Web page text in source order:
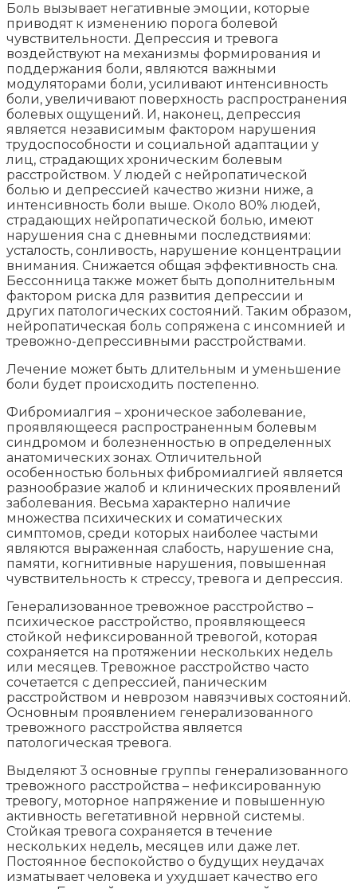
Боль вызывает негативные эмоции, которые
приводят к изменению порога болевой
чувствительности. Депрессия и тревога
воздействуют на механизмы формирования и
поддержания боли, являются важными
модуляторами боли, усиливают интенсивность
боли, увеличивают поверхность распространения
болевых ощущений. И, наконец, депрессия
является независимым фактором нарушения
трудоспособности и социальной адаптации у
лиц, страдающих хроническим болевым
расстройством. У людей с нейропатической
болью и депрессией качество жизни ниже, а
интенсивность боли выше. Около 80% людей,
страдающих нейропатической болью, имеют
нарушения сна с дневными последствиями:
усталость, сонливость, нарушение концентрации
внимания. Снижается общая эффективность сна.
Бессонница также может быть дополнительным
фактором риска для развития депрессии и
других патологических состояний. Таким образом,
нейропатическая боль сопряжена с инсомнией и
тревожно-депрессивными расстройствами.
Лечение может быть длительным и уменьшение
боли будет происходить постепенно.
Фибромиалгия – хроническое заболевание,
проявляющееся распространенным болевым
синдромом и болезненностью в определенных
анатомических зонах. Отличительной
особенностью больных фибромиалгией является
разнообразие жалоб и клинических проявлений
заболевания. Весьма характерно наличие
множества психических и соматических
симптомов, среди которых наиболее частыми
являются выраженная слабость, нарушение сна,
памяти, когнитивные нарушения, повышенная
чувствительность к стрессу, тревога и депрессия.
Генерализованное тревожное расстройство –
психическое расстройство, проявляющееся
стойкой нефиксированной тревогой, которая
сохраняется на протяжении нескольких недель
или месяцев. Тревожное расстройство часто
сочетается с депрессией, паническим
расстройством и неврозом навязчивых состояний.
Основным проявлением генерализованного
тревожного расстройства является
патологическая тревога.
Выделяют 3 основные группы генерализованного
тревожного расстройства – нефиксированную
тревогу, моторное напряжение и повышенную
активность вегетативной нервной системы.
Стойкая тревога сохраняется в течение
нескольких недель, месяцев или даже лет.
Постоянное беспокойство о будущих неудачах
изматывает человека и ухудшает качество его